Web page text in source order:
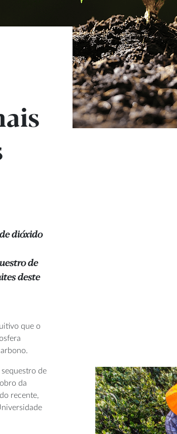
dióxido
de
deste
que o
de
da
recente,